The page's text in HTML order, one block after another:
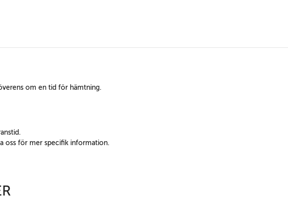
om en tid för hämtning.
oss för mer specifik information.